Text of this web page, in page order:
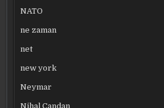
NATO
ne zaman
net
new york
Neymar
Nihal Candan